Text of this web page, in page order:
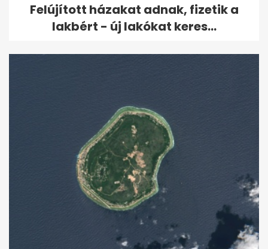
Felújított házakat adnak, fizetik a
lakbért - új lakókat keres...